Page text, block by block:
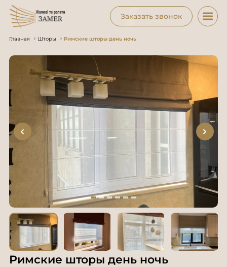
Заказать звонок
Главная Шторы Римские шторы день ночь
Римские шторы день ночь